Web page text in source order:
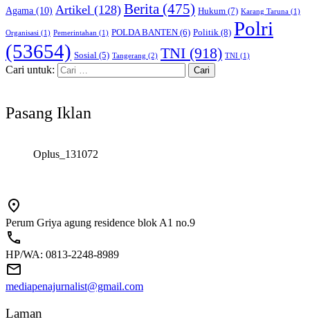
Agama (10) Artikel (128) Berita (475) Hukum (7) Karang Taruna (1)
Organisasi (1) Pemerintahan (1) POLDA BANTEN (6) Politik (8) Polri
(53654) Sosial (5) Tangerang (2) TNI (918) TNI (1)
Cari untuk:
Pasang Iklan
Oplus_131072
Perum Griya agung residence blok A1 no.9
HP/WA: 0813-2248-8989
mediapenajurnalist@gmail.com
Laman